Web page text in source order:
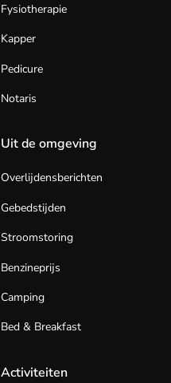
Fysiotherapie
Kapper
Pedicure
Notaris
Uit de omgeving
Overlijdensberichten
Gebedstijden
Stroomstoring
Benzineprijs
Camping
Bed & Breakfast
Activiteiten